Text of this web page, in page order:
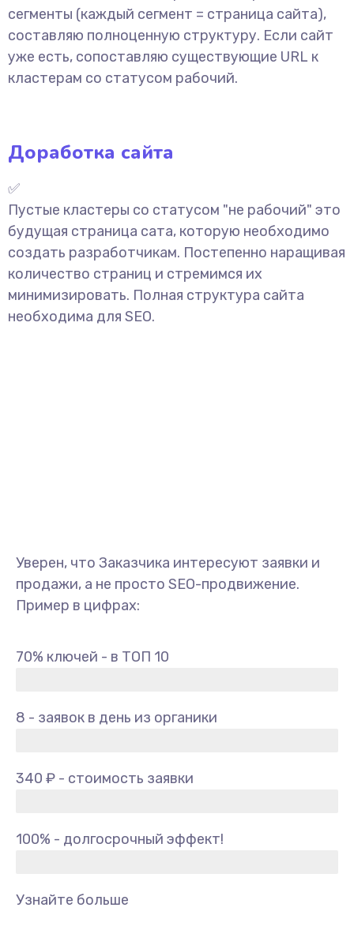
сегменты (каждый сегмент = страница сайта),
составляю полноценную структуру. Если сайт
уже есть, сопоставляю существующие URL к
кластерам со статусом рабочий.
Доработка сайта
✅
Пустые кластеры со статусом "не рабочий" это
будущая страница сата, которую необходимо
создать разработчикам. Постепенно наращивая
количество страниц и стремимся их
минимизировать. Полная структура сайта
необходима для SEO.
Уверен, что Заказчика интересуют заявки и
продажи, а не просто SEO-продвижение.
Пример в цифрах:
70% ключей - в ТОП 10
8 - заявок в день из органики
340 ₽ - стоимость заявки
100% - долгосрочный эффект!
Узнайте больше